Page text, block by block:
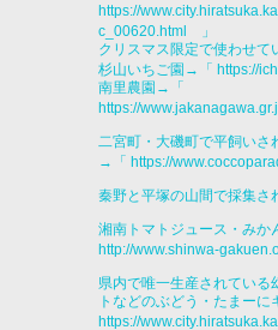
https://
c_00620.html 」
クリスマス限定で使わせ
杉山いちご園→「 https://
南里農園→「
https://
二宮町・大磯町で平飼い
→「 https://
秦野と平塚の山間で採集
湘南トマトジュース・み
http://www.shinwa-
県内で唯一生産されている
トなどのぶどう・たまー
https://